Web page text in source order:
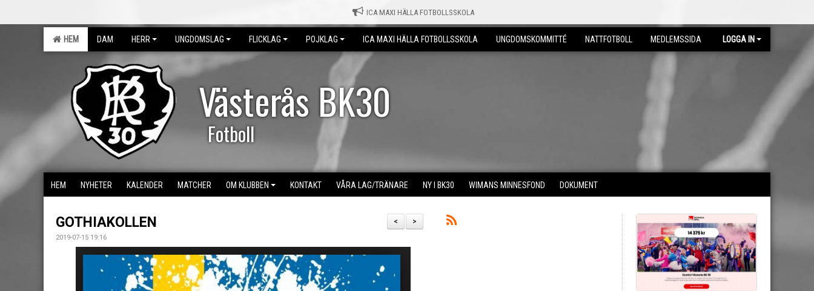
ICA MAXI HÄLLA FOTBOLLSSKOLA
HEM DAM HERR UNGDOMSLAG FLICKLAG POJKLAG ICA MAXI HÄLLA FOTBOLLSSKOLA UNGDOMSKOMMITTÉ NATTFOTBOLL MEDLEMSSIDA LOGGA IN
Västerås BK30
Fotboll
HEM NYHETER KALENDER MATCHER OM KLUBBEN KONTAKT VÅRA LAG/TRÄNARE NY I BK30 WIMANS MINNESFOND DOKUMENT
>
<
GOTHIAKOLLEN
2019-07-15 19:16